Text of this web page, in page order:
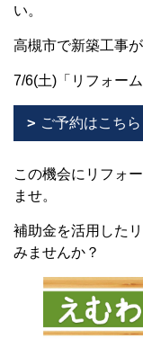
い。
高槻市で新築工事
7/6(土)「リフォー
ご予約はこちら
この機会にリフォ
ませ。
補助金を活用した
みませんか？